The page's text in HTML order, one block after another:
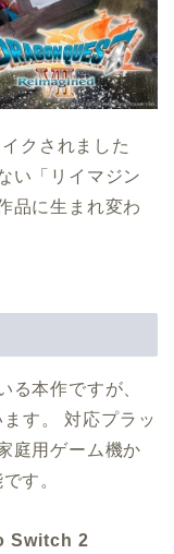
クされました
い「リイマジン
品に生まれ変わ
る本作ですが、
す。 対応プラッ
庭用ゲーム機か
す。
Switch 2